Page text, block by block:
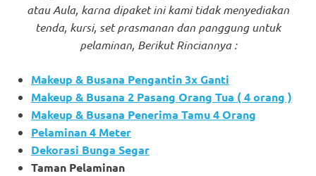
atau Aula, karna dipaket ini kami tidak menyediakan
tenda, kursi, set prasmanan dan panggung untuk
pelaminan, Berikut Rinciannya :
Makeup & Busana Pengantin 3x Ganti
Makeup & Busana 2 Pasang Orang Tua ( 4 orang )
Makeup & Busana Penerima Tamu 4 Orang
Pelaminan 4 Meter
Dekorasi Bunga Segar
Taman Pelaminan